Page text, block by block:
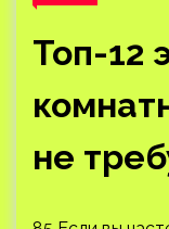
Топ-12
не